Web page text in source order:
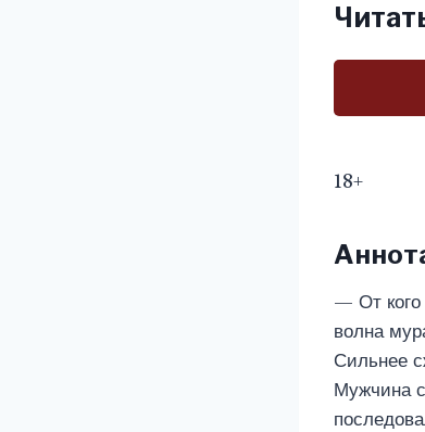
18+
— От кого
волна
Сильнее
Мужчина